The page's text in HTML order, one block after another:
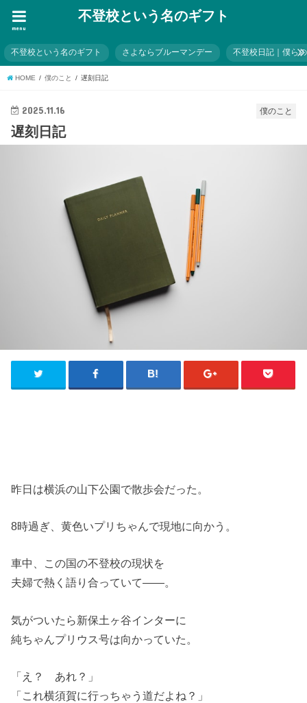
不登校という名のギフト
menu
不登校という名のギフト さよならブルーマンデー 不登校日記｜僕ら
HOME 僕のこと 遅刻日記
僕のこと
2025.11.16
遅刻日記
昨日は横浜の山下公園で散歩会だった。
8時過ぎ、黄色いプリちゃんで現地に向かう。
車中、この国の不登校の現状を
夫婦で熱く語り合っていて――。
気がついたら新保土ヶ谷インターに
純ちゃんプリウス号は向かっていた。
「え？ あれ？」
「これ横須賀に行っちゃう道だよね？」